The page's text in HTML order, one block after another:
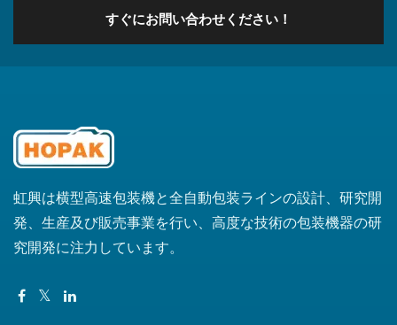
すぐにお問い合わせください！
虹興は横型高速包装機と全自動包装ラインの設計、研究開
発、生産及び販売事業を行い、高度な技術の包装機器の研
究開発に注力しています。